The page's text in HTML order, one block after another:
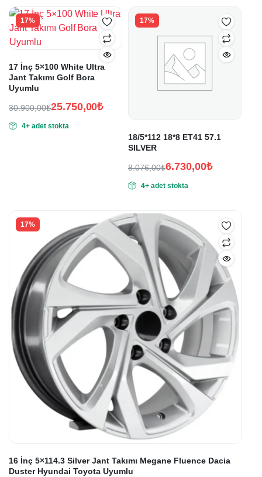
34.400,00₺.
23.600,00₺.
17%
17 İnç 5×100 White Ultra
Jant Takımı Golf Bora
Uyumlu
30.900,00₺
fiyat:
25.750,00₺
andaki
4+ adet stokta
17%
18/5*112 18*8 ET41 57.1
SILVER
8.076,00₺
fiyat:
6.730,00₺
andaki
6.730,00₺.
4+ adet stokta
17%
16 İnç 5×114.3 Silver Jant Takımı Megane Fluence Dacia
Duster Hyundai Toyota Uyumlu